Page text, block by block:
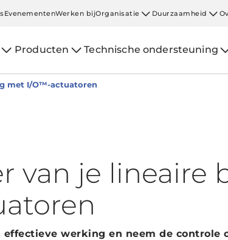
EvenementenWerken bijOrganisatie Duurzaamheid
Producten Technische ondersteuning
met I/O™-actuatoren
van je lineaire
werking en neem de controle